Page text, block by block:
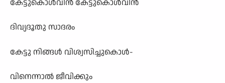
കേട്ടുകൊൾവിൻ കേട്ടുകൊൾവിൻ
ദിവ്യദൂതു സാദരം
കേട്ടു നിങ്ങൾ വിശ്വസിച്ചുകൊൾ-
വിനെന്നാൽ ജീവിക്കും